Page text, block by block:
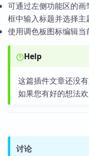
可通过左侧功能区的
框中输入标题并选择主
使用调色板图标编辑当
Help
这篇插件文章还没
如果您有好的想法
讨论